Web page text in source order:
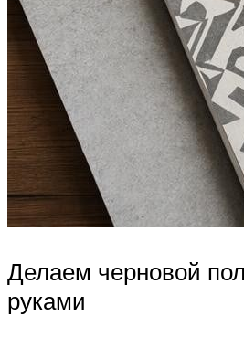
Делаем черновой
руками